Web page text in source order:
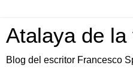
Atalaya de
Blog del escritor Francesco